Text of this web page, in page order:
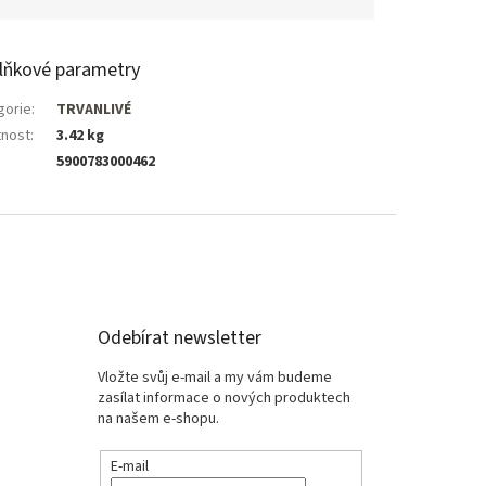
parametry
:
TRVANLIVÉ
:
3.42 kg
5900783000462
Odebírat newsletter
Vložte svůj e-mail a my vám budeme
zasílat informace o nových produktech
na našem e-shopu.
E-mail